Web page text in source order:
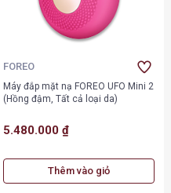
FOREO
Máy đắp mặt nạ FOREO UFO Mini 2
(Hồng đậm, Tất cả loại da)
5.480.000 ₫
Thêm vào giỏ